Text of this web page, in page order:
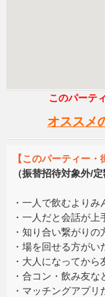
このパーテ
オススメ
【このパーティー・
（振替招待対象外/
・一人で飲むより
・一人だと会話が上
・知り合い繋がり
・場を回せる方が
・大人になってか
・合コン・飲み友な
・マッチングアプ